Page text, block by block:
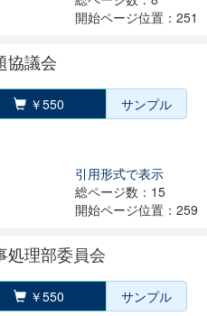
開始ページ位置：251
議会
￥550 サンプル
引用形式で表示
総ページ数：15
開始ページ位置：259
理部委員会
￥550 サンプル